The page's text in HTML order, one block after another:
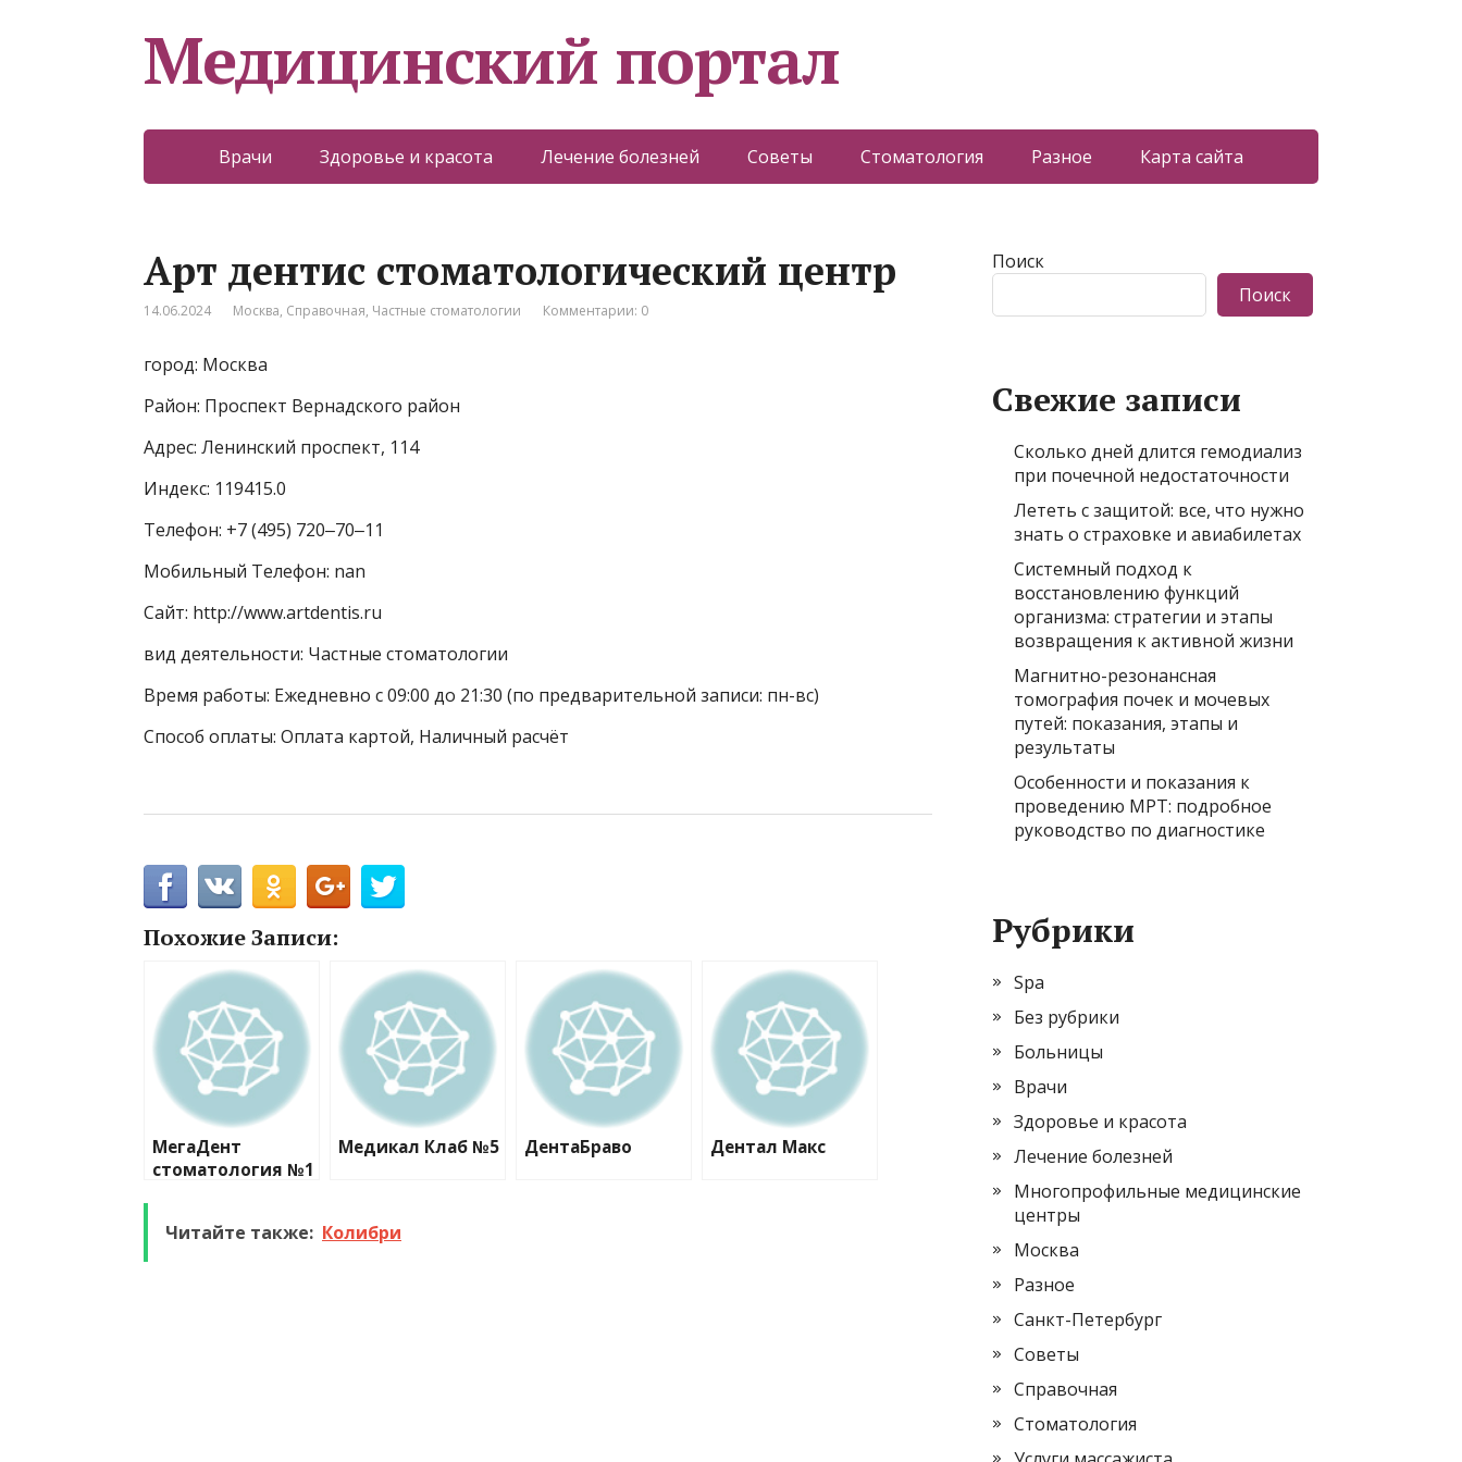
Медицинский портал
Врачи Здоровье и красота Лечение болезней Советы Стоматология Разное Карта сайта
Арт дентис стоматологический центр
14.06.2024 Москва, Справочная, Частные стоматологии Комментарии: 0
город: Москва
Район: Проспект Вернадского район
Адрес: Ленинский проспект, 114
Индекс: 119415.0
Телефон: +7 (495) 720‒70‒11
Мобильный Телефон: nan
Сайт: http://www.artdentis.ru
вид деятельности: Частные стоматологии
Время работы: Ежедневно с 09:00 до 21:30 (по предварительной записи: пн-вс)
Способ оплаты: Оплата картой, Наличный расчёт
Похожие Записи:
МегаДент
стоматология №1
Медикал Клаб №5 ДентаБраво Дентал Макс
Читайте также: Колибри
Поиск
Поиск
Свежие записи
Сколько дней длится гемодиализ
при почечной недостаточности
Лететь с защитой: все, что нужно
знать о страховке и авиабилетах
Системный подход к
восстановлению функций
организма: стратегии и этапы
возвращения к активной жизни
Магнитно-резонансная
томография почек и мочевых
путей: показания, этапы и
результаты
Особенности и показания к
проведению МРТ: подробное
руководство по диагностике
Рубрики
Spa
Без рубрики
Больницы
Врачи
Здоровье и красота
Лечение болезней
Многопрофильные медицинские
центры
Москва
Разное
Санкт-Петербург
Советы
Справочная
Стоматология